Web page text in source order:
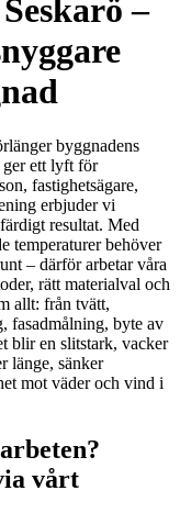
–
byggnadens
ett lyft för
fastighetsägare,
erbjuder vi
resultat. Med
temperaturer behöver
– därför arbetar våra
rätt materialval och
allt: från tvätt,
fasadmålning, byte av
blir en slitstark, vacker
länge, sänker
mot väder och vind i
vårt